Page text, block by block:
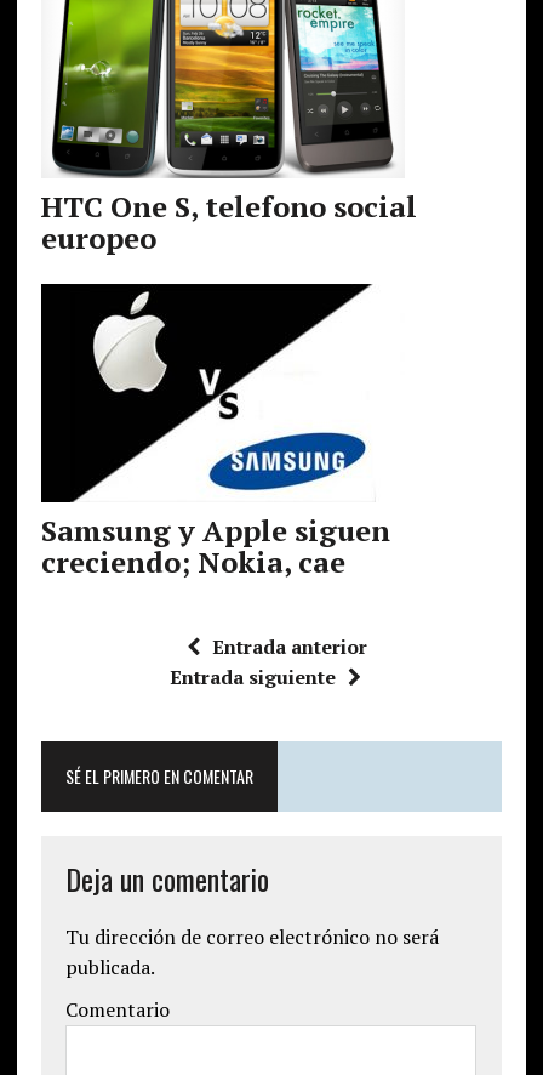
HTC One S, telefono social
europeo
Samsung y Apple siguen
creciendo; Nokia, cae
Entrada anterior
Entrada siguiente
SÉ EL PRIMERO EN COMENTAR
Deja un comentario
Tu dirección de correo electrónico no será
publicada.
Comentario